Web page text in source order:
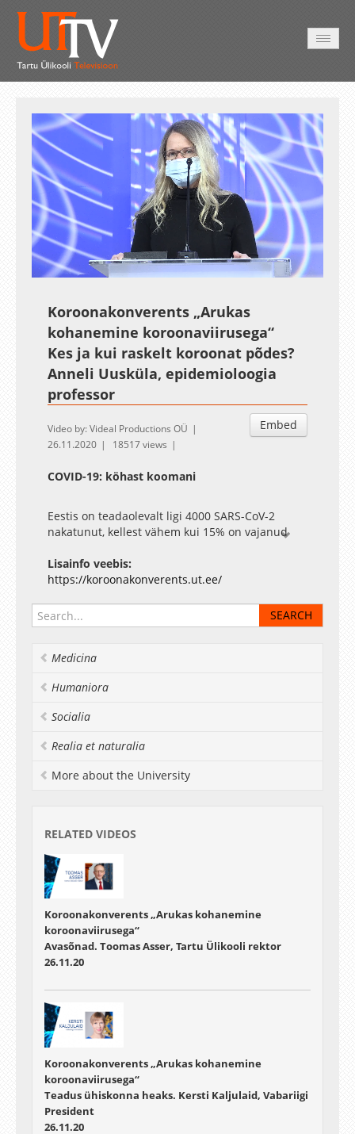
Unmute Loaded
4.15%
Auto
Koroonakonverents „Arukas
kohanemine koroonaviirusega“
Kes ja kui raskelt koroonat põdes?
Anneli Uusküla, epidemioloogia
professor
Embed
Video by: Videal Productions OÜ
26.11.2020
18517 views
COVID-19: köhast koomani
Eestis on teadaolevalt ligi 4000 SARS-CoV-2
nakatunut, kellest vähem kui 15% on vajanud
SARS-CoV-2 nakatunute haigestumise ja haiguse
kulu tõsidusastmete rahvastikupõhise analüüsi
Lisainfo veebis:
https://koroonakonverents.ut.ee/
Medicina
Humaniora
Socialia
Realia et naturalia
More about the University
RELATED VIDEOS
Koroonakonverents „Arukas kohanemine
koroonaviirusega“
Avasõnad. Toomas Asser, Tartu Ülikooli rektor
26.11.20
Koroonakonverents „Arukas kohanemine
koroonaviirusega“
Teadus ühiskonna heaks. Kersti Kaljulaid, Vabariigi
President
26.11.20